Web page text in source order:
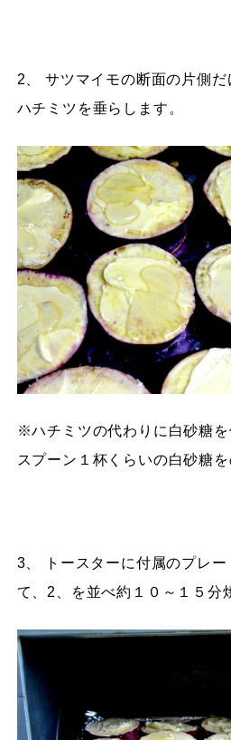
2、 サツマイモの断面の片側だ
ハチミツを垂らします。
※ハチミツの代わりに白砂糖
スプーン１杯くらいの白砂糖を
3、 トースターに付属のプレ
て、2、を並べ約１０～１５分